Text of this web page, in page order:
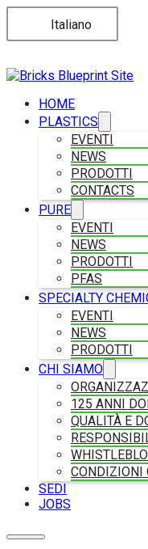
Italiano
HOME
PLASTICS
EVENTI
NEWS
PRODOTTI
CONTACTS
PURE
EVENTI
NEWS
PRODOTTI
PFAS
SPECIALTY
EVENTI
NEWS
PRODOTTI
CHI SIAMO
125 ANNI
QUALITÀ E
CONDIZIONI
SEDI
JOBS